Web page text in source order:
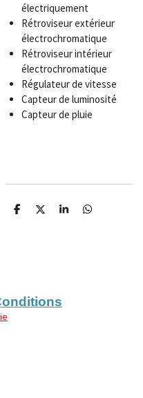
électriquement
Rétroviseur extérieur
électrochromatique
Rétroviseur intérieur
électrochromatique
Régulateur de vitesse
Capteur de luminosité
Capteur de pluie
P
P
P
P